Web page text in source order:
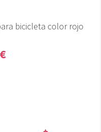
bicicleta color rojo